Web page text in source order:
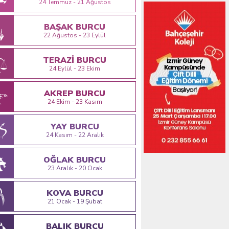
24 Temmuz - 21 Ağustos
BAŞAK BURCU
22 Ağustos - 23 Eylül
TERAZİ BURCU
24 Eylül - 23 Ekim
AKREP BURCU
24 Ekim - 23 Kasım
YAY BURCU
24 Kasım - 22 Aralık
OĞLAK BURCU
23 Aralık - 20 Ocak
KOVA BURCU
21 Ocak - 19 Şubat
BALIK BURCU